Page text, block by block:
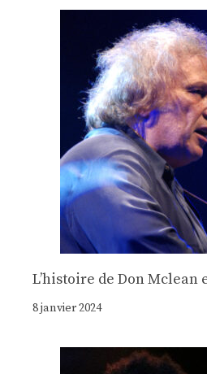
Lʼhistoire de Don Mclean
8 janvier 2024